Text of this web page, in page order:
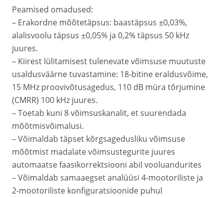
Peamised omadused:
– Erakordne mõõtetäpsus: baastäpsus ±0,03%,
alalisvoolu täpsus ±0,05% ja 0,2% täpsus 50 kHz
juures.
– Kiirest lülitamisest tulenevate võimsuse muutuste
usaldusväärne tuvastamine: 18-bitine eraldusvõime,
15 MHz proovivõtusagedus, 110 dB müra tõrjumine
(CMRR) 100 kHz juures.
– Toetab kuni 8 võimsuskanalit, et suurendada
mõõtmisvõimalusi.
– Võimaldab täpset kõrgsagedusliku võimsuse
mõõtmist madalate võimsustegurite juures
automaatse faasikorrektsiooni abil vooluandurites
– Võimaldab samaaegset analüüsi 4-mootoriliste ja
2-mootoriliste konfiguratsioonide puhul